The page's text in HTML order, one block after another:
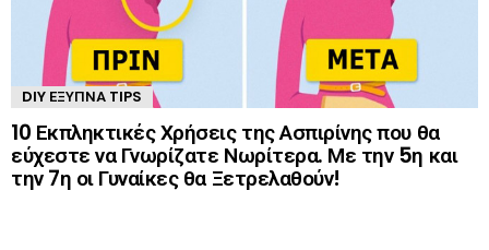
DIY ΈΞΥΠΝΑ TIPS
10 Εκπληκτικές Χρήσεις της Ασπιρίνης που θα
εύχεστε να Γνωρίζατε Νωρίτερα. Με την 5η και
την 7η οι Γυναίκες θα Ξετρελαθούν!